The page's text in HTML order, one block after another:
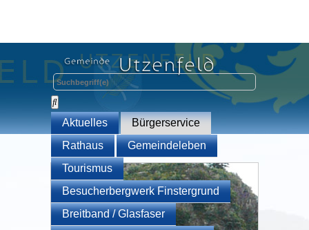
Aktuelles
Bürgerservice
Rathaus
Gemeindeleben
Tourismus
Besucherbergwerk Finstergrund
Breitband / Glasfaser